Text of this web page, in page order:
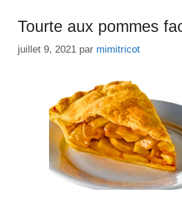
Tourte aux pommes
juillet 9, 2021 par mimitricot